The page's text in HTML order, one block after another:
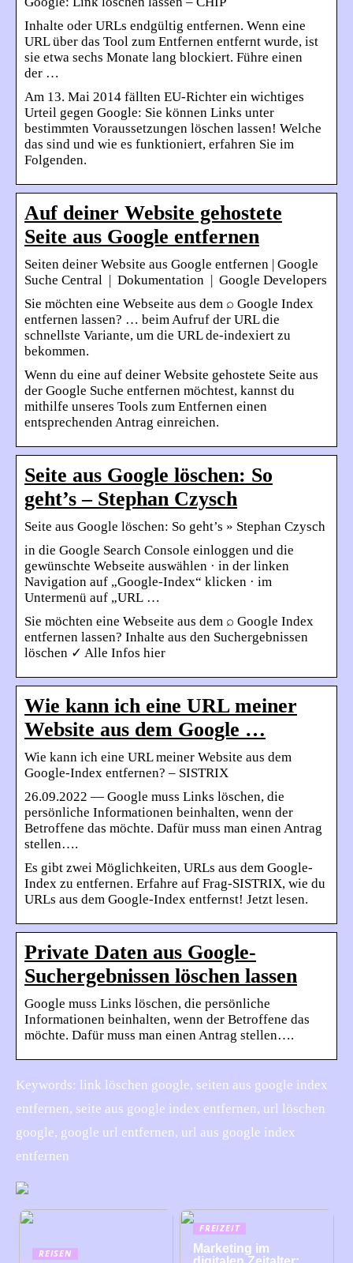
Inhalte oder URLs endgültig entfernen. Wenn eine
URL über das Tool zum Entfernen entfernt wurde, ist
sie etwa sechs Monate lang blockiert. Führe einen
der …
Am 13. Mai 2014 fällten EU-Richter ein wichtiges
Urteil gegen Google: Sie können Links unter
bestimmten Voraussetzungen löschen lassen! Welche
das sind und wie es funktioniert, erfahren Sie im
Folgenden.
Auf deiner Website gehostete
Seite aus Google entfernen
Seiten deiner Website aus Google entfernen | Google
Suche Central | Dokumentation | Google Developers
Sie möchten eine Webseite aus dem ⌕ Google Index
entfernen lassen? … beim Aufruf der URL die
schnellste Variante, um die URL de-indexiert zu
bekommen.
Wenn du eine auf deiner Website gehostete Seite aus
der Google Suche entfernen möchtest, kannst du
mithilfe unseres Tools zum Entfernen einen
entsprechenden Antrag einreichen.
Seite aus Google löschen: So
geht’s – Stephan Czysch
Seite aus Google löschen: So geht’s » Stephan Czysch
in die Google Search Console einloggen und die
gewünschte Webseite auswählen · in der linken
Navigation auf „Google-Index“ klicken · im
Untermenü auf „URL …
Sie möchten eine Webseite aus dem ⌕ Google Index
entfernen lassen? Inhalte aus den Suchergebnissen
löschen ✓ Alle Infos hier
Wie kann ich eine URL meiner
Website aus dem Google …
Wie kann ich eine URL meiner Website aus dem
Google-Index entfernen? – SISTRIX
26.09.2022 — Google muss Links löschen, die
persönliche Informationen beinhalten, wenn der
Betroffene das möchte. Dafür muss man einen Antrag
stellen….
Es gibt zwei Möglichkeiten, URLs aus dem Google-
Index zu entfernen. Erfahre auf Frag-SISTRIX, wie du
URLs aus dem Google-Index entfernst! Jetzt lesen.
Private Daten aus Google-
Suchergebnissen löschen lassen
Google muss Links löschen, die persönliche
Informationen beinhalten, wenn der Betroffene das
möchte. Dafür muss man einen Antrag stellen….
Keywords: link löschen google, seiten aus google index
entfernen, seite aus google index entfernen, url löschen
google, google url entfernen, url aus google index
entfernen
REISEN
FREIZEIT
Marketing im